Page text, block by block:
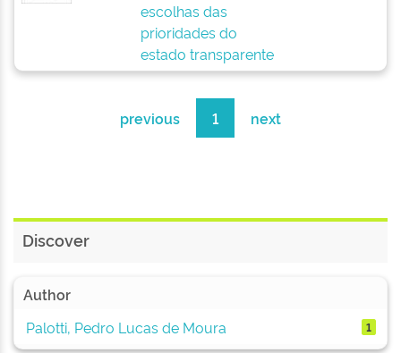
escolhas das
prioridades do
estado transparente
previous 1 next
Discover
Author
Palotti, Pedro Lucas de Moura
1